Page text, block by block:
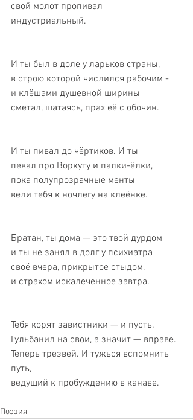
свой молот пропивал
индустриальный.
И ты был в доле у ларьков страны,
в строю которой числился рабочим -
и клёшами душевной ширины
сметал, шатаясь, прах её с обочин.
И ты пивал до чёртиков. И ты
певал про Воркуту и палки-ёлки,
пока полупрозрачные менты
вели тебя к ночлегу на клеёнке.
Братан, ты дома — это твой дурдом
и ты не занял в долг у психиатра
своё вчера, прикрытое стыдом,
и страхом искалеченное завтра.
Тебя корят завистники — и пусть.
Гульбанил на свои, а значит — вправе.
Теперь трезвей. И тужься вспомнить
путь,
ведущий к пробуждению в канаве.
Поэзия